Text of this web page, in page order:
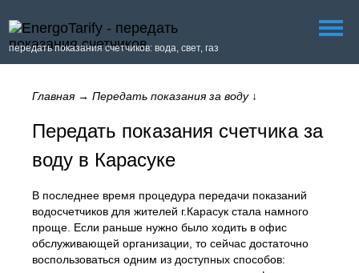
передать показания счетчиков: вода, свет, газ
Главная→ Передать показания за воду↓
Передать показания счетчика за
воду в Карасуке
В последнее время процедура передачи показаний
водосчетчиков для жителей г.Карасук стала намного
проще. Если раньше нужно было ходить в офис
обслуживающей организации, то сейчас достаточно
воспользоваться одним из доступных способов: